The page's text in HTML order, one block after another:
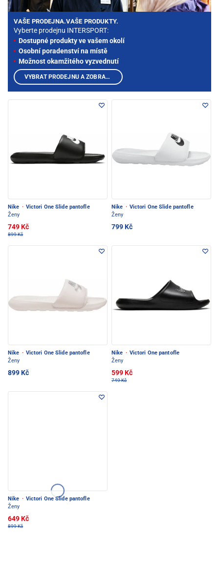
Nike · Victori One Slide pantofle
Ženy
749 Kč
899 Kč
Nike · Victori One Slide pantofle
Ženy
799 Kč
Nike · Victori One Slide pantofle
Ženy
899 Kč
Nike · Victori One pantofle
Ženy
599 Kč
749 Kč
Nike · Victori One Slide pantofle
Ženy
649 Kč
899 Kč
VAŠE PRODEJNA.VAŠE PRODUKTY.
Vyberte prodejnu INTERSPORT:
Dostupné produkty ve vašem okolí
Osobní poradenství na místě
Možnost okamžitého vyzvednutí
VYBRAT PRODEJNU A ZOBRAZIT PRODUKTY